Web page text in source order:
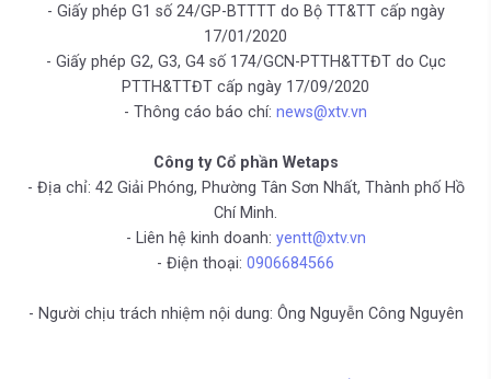
- Giấy phép G1 số 24/GP-BTTTT do Bộ TT&TT cấp ngày
17/01/2020
- Giấy phép G2, G3, G4 số 174/GCN-PTTH&TTĐT do Cục
PTTH&TTĐT cấp ngày 17/09/2020
- Thông cáo báo chí: news@xtv.vn
Công ty Cổ phần Wetaps
- Địa chỉ: 42 Giải Phóng, Phường Tân Sơn Nhất, Thành phố Hồ
Chí Minh.
- Liên hệ kinh doanh: yentt@xtv.vn
- Điện thoại: 0906684566
- Người chịu trách nhiệm nội dung: Ông Nguyễn Công Nguyên